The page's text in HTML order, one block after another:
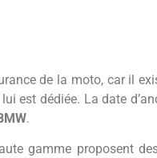
de la moto, car il
est dédiée. La date
.
gamme proposent